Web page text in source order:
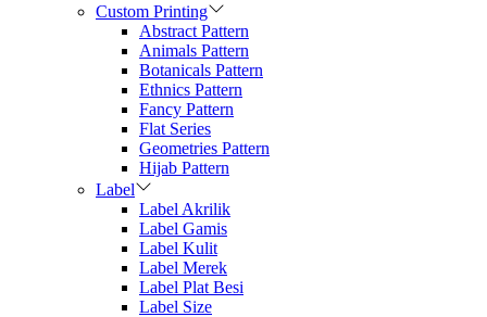
Custom Printing
Abstract Pattern
Animals Pattern
Botanicals Pattern
Ethnics Pattern
Fancy Pattern
Flat Series
Geometries Pattern
Hijab Pattern
Label
Label Akrilik
Label Gamis
Label Kulit
Label Merek
Label Plat Besi
Label Size